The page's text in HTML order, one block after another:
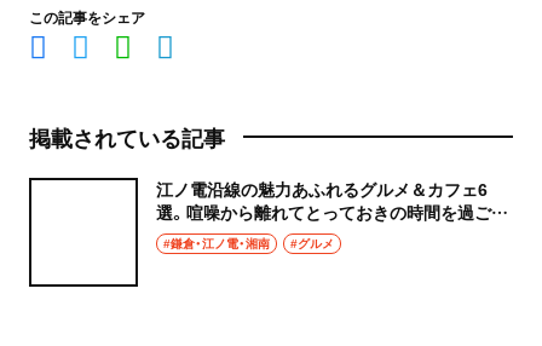
この記事をシェア
掲載されている記事
江ノ電沿線の魅力あふれるグルメ＆カフェ6
選。喧噪から離れてとっておきの時間を過ごそ
う！
#鎌倉・江ノ電・湘南 #グルメ